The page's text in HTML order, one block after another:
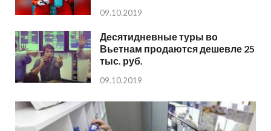
09.10.2019
Десятидневные туры во
Вьетнам продаются дешевле 25
тыс. руб.
09.10.2019